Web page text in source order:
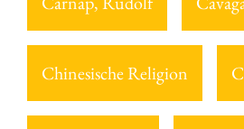
Chinesische Religion